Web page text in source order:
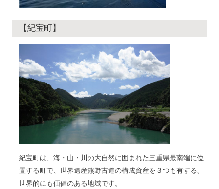
【紀宝町】
紀宝町は、海・山・川の大自然に囲まれた三重県最南端に位
置する町で、世界遺産熊野古道の構成資産を３つも有する、
世界的にも価値のある地域です。